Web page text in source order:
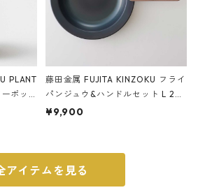
PLANT
ポッ
藤田金属 FUJITA KINZOKU フライ
パンジュウ&ハンドルセット L 24c
m ガス火・IH対応 鉄フライパン
¥9,900
アイテムを見る